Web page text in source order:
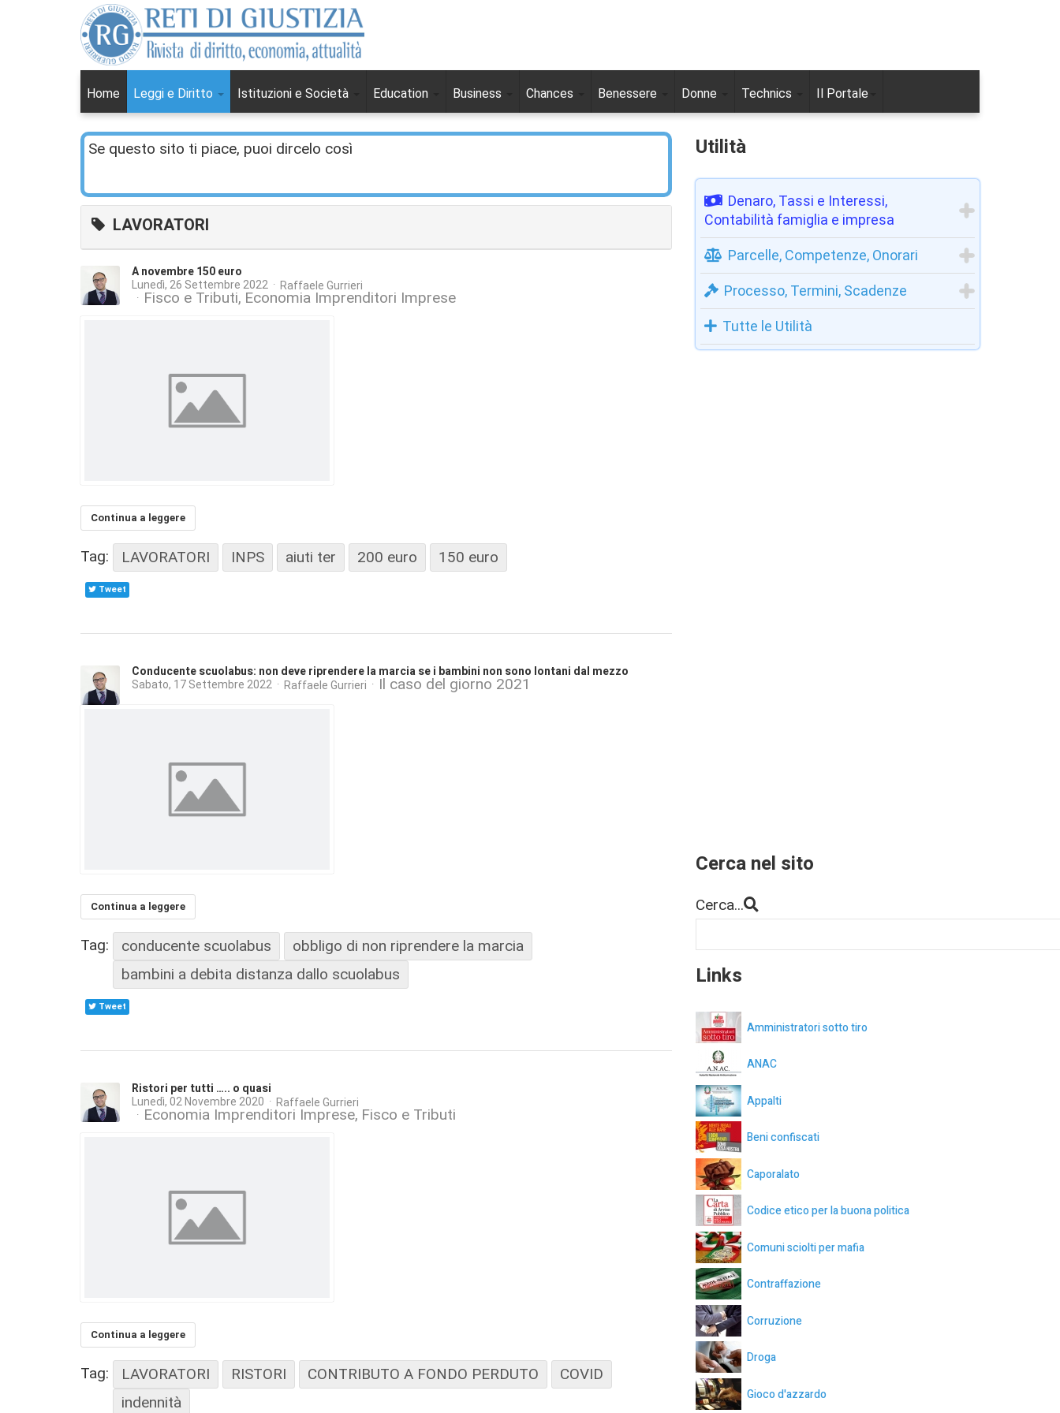
Home Leggi e Diritto Istituzioni e Società Education Business Chances Benessere Donne Technics Il Portale
Se questo sito ti piace, puoi dircelo così
LAVORATORI
A novembre 150 euro
Lunedì, 26 Settembre 2022 Raffaele Gurrieri
Fisco e Tributi Economia Imprenditori Imprese
Continua a leggere
Tag: LAVORATORI INPS aiuti ter 200 euro 150 euro
Tweet
Conducente scuolabus: non deve riprendere la marcia se i bambini non sono lontani dal mezzo
Sabato, 17 Settembre 2022 Raffaele Gurrieri Il caso del giorno 2021
Continua a leggere
Tag: conducente scuolabus
obbligo di non riprendere la marcia
bambini a debita distanza dallo scuolabus
Tweet
Ristori per tutti ….. o quasi
Lunedì, 02 Novembre 2020 Raffaele Gurrieri
Economia Imprenditori Imprese Fisco e Tributi
Continua a leggere
Tag: LAVORATORI RISTORI CONTRIBUTO A FONDO PERDUTO
COVID
indennità
Utilità
Denaro, Tassi e Interessi,
Contabilità famiglia e impresa
Parcelle, Competenze, Onorari
Processo, Termini, Scadenze
Tutte le Utilità
Cerca nel sito
Cerca...
Links
Amministratori sotto tiro
ANAC
Appalti
Beni confiscati
Caporalato
Codice etico per la buona politica
Comuni sciolti per mafia
Contraffazione
Corruzione
Droga
Gioco d'azzardo